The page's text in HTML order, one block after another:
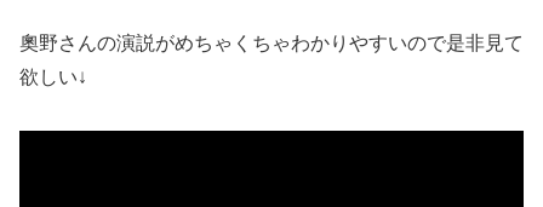
奧野さんの演説がめちゃくちゃわかりやすいので是非見て
欲しい↓